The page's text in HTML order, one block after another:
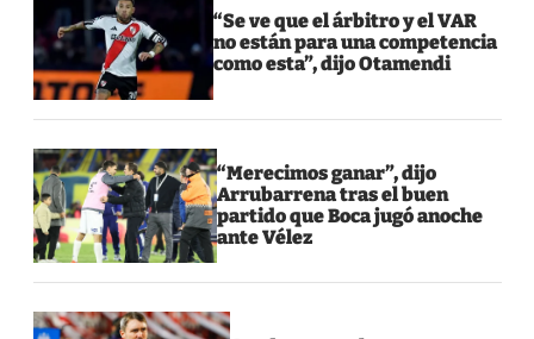
“Se ve que el árbitro y el VAR
no están para una competencia
como esta”, dijo Otamendi
“Merecimos ganar”, dijo
Arrubarrena tras el buen
partido que Boca jugó anoche
ante Vélez